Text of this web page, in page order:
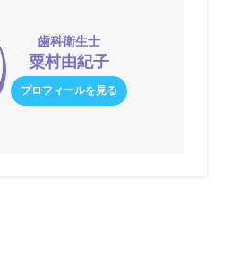
歯科衛生士
粟村由紀子
プロフィールを見る